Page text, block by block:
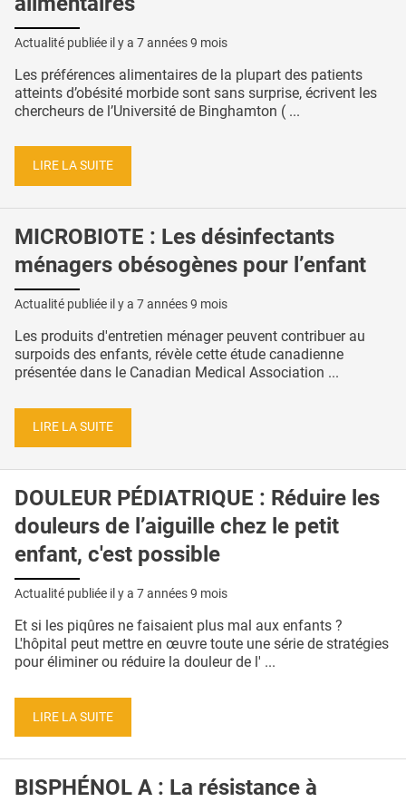
Actualité publiée il y a 7 années 9 mois
Les préférences alimentaires de la plupart des patients
atteints d’obésité morbide sont sans surprise, écrivent les
chercheurs de l’Université de Binghamton ( ...
LIRE LA SUITE
MICROBIOTE : Les désinfectants
ménagers obésogènes pour l’enfant
Actualité publiée il y a 7 années 9 mois
Les produits d'entretien ménager peuvent contribuer au
surpoids des enfants, révèle cette étude canadienne
présentée dans le Canadian Medical Association ...
LIRE LA SUITE
DOULEUR PÉDIATRIQUE : Réduire les
douleurs de l’aiguille chez le petit
enfant, c'est possible
Actualité publiée il y a 7 années 9 mois
Et si les piqûres ne faisaient plus mal aux enfants ?
L'hôpital peut mettre en œuvre toute une série de stratégies
pour éliminer ou réduire la douleur de l' ...
LIRE LA SUITE
BISPHÉNOL A : La résistance à